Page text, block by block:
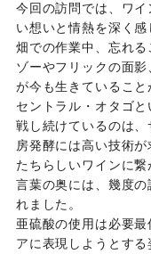
今回の訪問では、ワ
い想いと情熱を深く感
畑での作業中、忘れ
ゾーやフリックの面
が今も生きていること
セントラル・オタゴ
戦し続けているのは
房発酵には高い技術
たちらしいワインに
言葉の奥には、幾度
れました。
亜硫酸の使用は必要
アに表現しようとす